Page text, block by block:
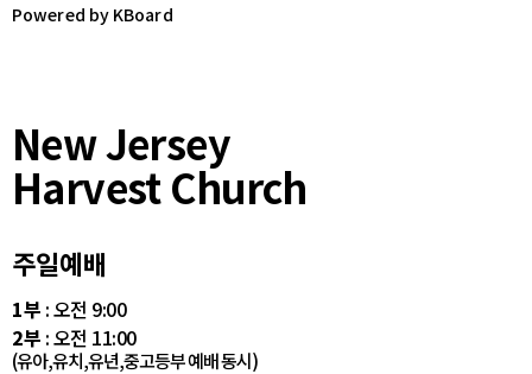
Powered by KBoard
New Jersey
Harvest Church
주일예배
1부 : 오전 9:00
2부 : 오전 11:00
(유아,유치,유년,중고등부 예배 동시)